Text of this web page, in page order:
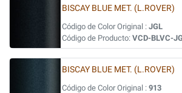
BISCAY BLUE MET. (L.ROVER)
Código de Color Original : JGL
Código de Producto: VCD-BLVC-
BISCAY BLUE MET. (L.ROVER)
Código de Color Original : 913